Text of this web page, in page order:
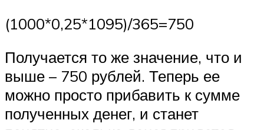
(1000*0,25*1095)/365=750
Получается то же значение, что и
выше – 750 рублей. Теперь ее
можно просто прибавить к сумме
полученных денег, и станет